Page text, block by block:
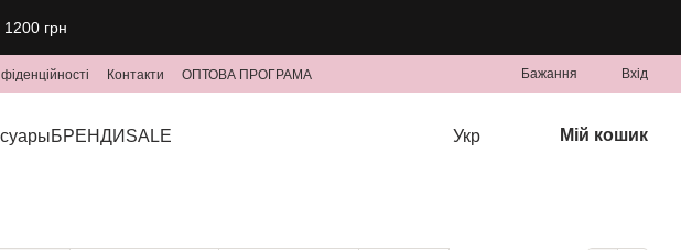
1200 грн
Контакти ОПТОВА ПРОГРАМА Бажання Вхід
БРЕНДИ SALE Укр Мій кошик